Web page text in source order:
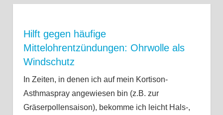
Hilft gegen häufige
Mittelohrentzündungen: Ohrwolle als
Windschutz
In Zeiten, in denen ich auf mein Kortison-
Asthmaspray angewiesen bin (z.B. zur
Gräserpollensaison), bekomme ich leicht Hals-,